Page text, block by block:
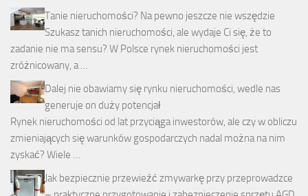
Tanie nieruchomości? Na pewno jeszcze nie wszędzie
Szukasz tanich nieruchomości, ale wydaje Ci się, że to
zadanie nie ma sensu? W Polsce rynek nieruchomości jest
zróżnicowany, a …
Dalej nie obawiamy się rynku nieruchomości, wedle nas
generuje on duży potencjał
Rynek nieruchomości od lat przyciąga inwestorów, ale czy w obliczu
zmieniających się warunków gospodarczych nadal można na nim
zyskać? Wiele …
Jak bezpiecznie przewieźć zmywarkę przy przeprowadzce